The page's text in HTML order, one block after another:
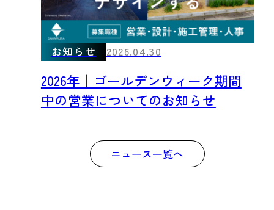
お知らせ 2026.04.30
2026年｜ゴールデンウィーク期間
中の営業についてのお知らせ
ニュース一覧へ